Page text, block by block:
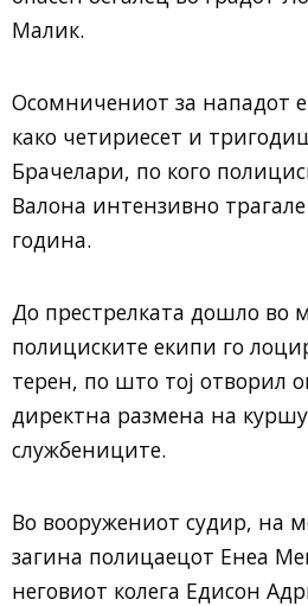
Малик.
Осомничениот за нападот
како четириесет и
Брачелари, по кого
Валона интензивно
година.
До престрелката дошло во
полициските екипи го
терен, по што тој отворил
директна размена на
службениците.
Во вооружениот судир, на
загина полицаецот Енеа
неговиот колега Едисон